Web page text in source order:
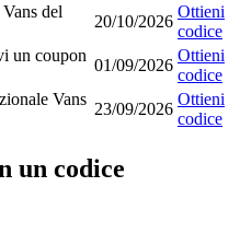
del
20/10/2026
Ottieni
codice
un coupon
01/09/2026
Ottieni
codice
Vans
23/09/2026
Ottieni
codice
un codice